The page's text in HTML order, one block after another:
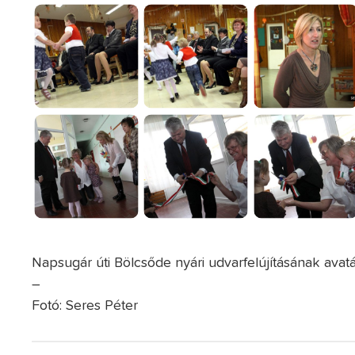
Napsugár úti Bölcsőde nyári udvarfelújításának
–
Fotó: Seres Péter